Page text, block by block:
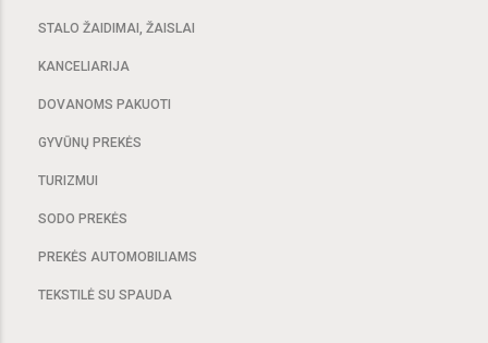
STALO ŽAIDIMAI, ŽAISLAI
KANCELIARIJA
DOVANOMS PAKUOTI
GYVŪNŲ PREKĖS
TURIZMUI
SODO PREKĖS
PREKĖS AUTOMOBILIAMS
TEKSTILĖ SU SPAUDA